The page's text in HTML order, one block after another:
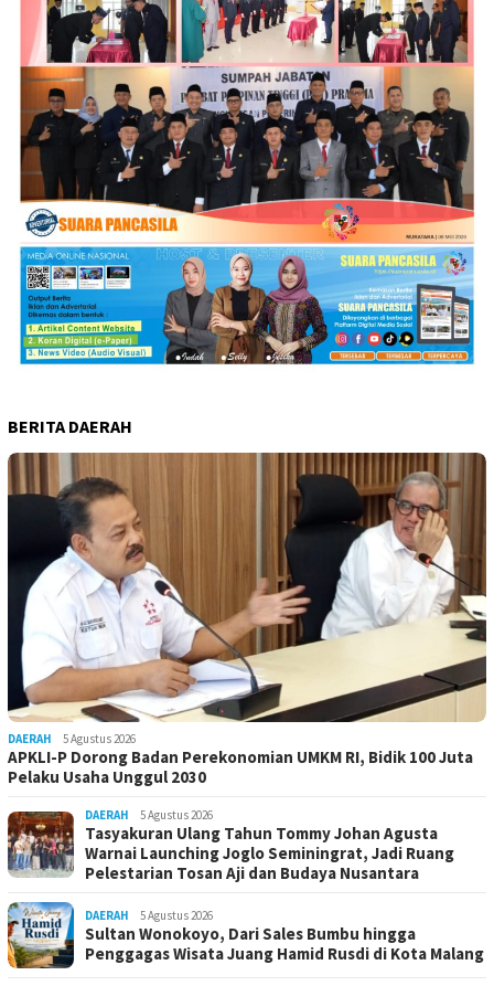
BERITA DAERAH
DAERAH 5 Agustus 2026
APKLI-P Dorong Badan Perekonomian UMKM RI, Bidik 100 Juta
Pelaku Usaha Unggul 2030
DAERAH 5 Agustus 2026
Tasyakuran Ulang Tahun Tommy Johan Agusta
Warnai Launching Joglo Seminingrat, Jadi Ruang
Pelestarian Tosan Aji dan Budaya Nusantara
DAERAH 5 Agustus 2026
Sultan Wonokoyo, Dari Sales Bumbu hingga
Penggagas Wisata Juang Hamid Rusdi di Kota Malang